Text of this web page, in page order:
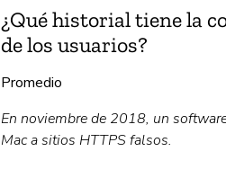
¿Qué historial tiene la
de los usuarios?
Promedio
En noviembre de 2018, un
Mac a sitios HTTPS falsos.